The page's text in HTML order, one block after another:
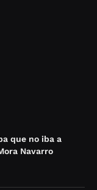
que no iba a
Navarro